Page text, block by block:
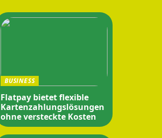
BUSINESS
Flatpay bietet flexible
Kartenzahlungslösungen
ohne versteckte Kosten